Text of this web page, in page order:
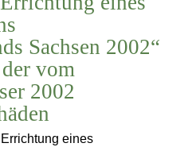
Sachsen 2002“
vom
2002
eines